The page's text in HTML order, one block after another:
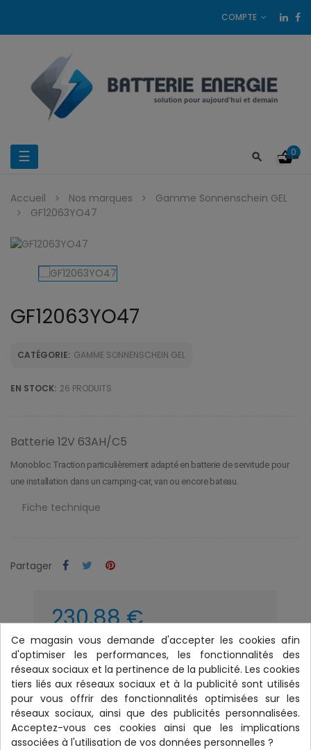
COMPTE
Basculer
navigation
☰ 0
Accueil Nos marques
Gamme Sonnenschein GEL
GF12063YO47
GF12063YO47
CATÉGORIE: GAMME SONNENSCHEIN GEL
EN STOCK: 26 PRODUITS
Batterie 12V 63AH/C5
Monobloc Traction particulièrement adapté en batterie de servitude pour
une installation dans un camping-car, van ou encore bateau.
Fiche technique
Partager
230,88 €
TTCDelivery: 1 to 3 weeks
QUANTITÉ
AJOUTER AU PANIER
Ce magasin vous demande d'accepter les cookies afin
d'optimiser les performances, les fonctionnalités des
réseaux sociaux et la pertinence de la publicité. Les cookies
tiers liés aux réseaux sociaux et à la publicité sont utilisés
pour vous offrir des fonctionnalités optimisées sur les
réseaux sociaux, ainsi que des publicités personnalisées.
Acceptez-vous ces cookies ainsi que les implications
associées à l'utilisation de vos données personnelles ?